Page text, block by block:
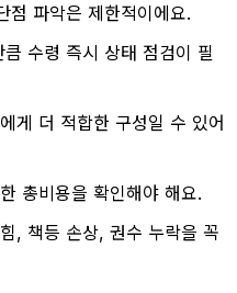
점 파악은 제한적이에요.
수령 즉시 상태 점검이 필
게 더 적합한 구성일 수 있어
총비용을 확인해야 해요.
, 책등 손상, 권수 누락을 꼭